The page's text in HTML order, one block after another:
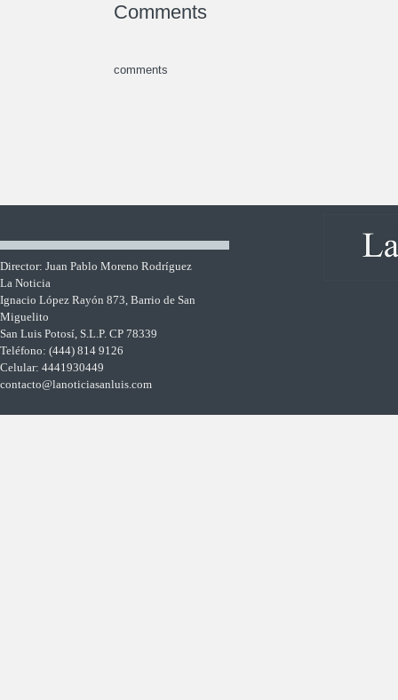
Comments
comments
Director: Juan Pablo Moreno Rodríguez
La Noticia
Ignacio López Rayón 873, Barrio de San
Miguelito
San Luis Potosí, S.L.P. CP 78339
Teléfono: (444) 814 9126
Celular: 4441930449
contacto@lanoticiasanluis.com